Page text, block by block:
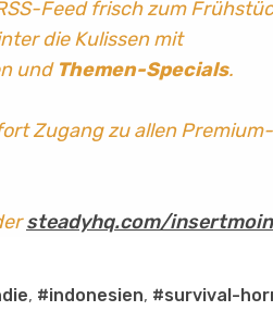
Feed frisch zum
die Kulissen mit
und Themen-Specials.
Zugang zu allen Premium-
steadyhq.com/insertmoin
, #indonesien, #survival-